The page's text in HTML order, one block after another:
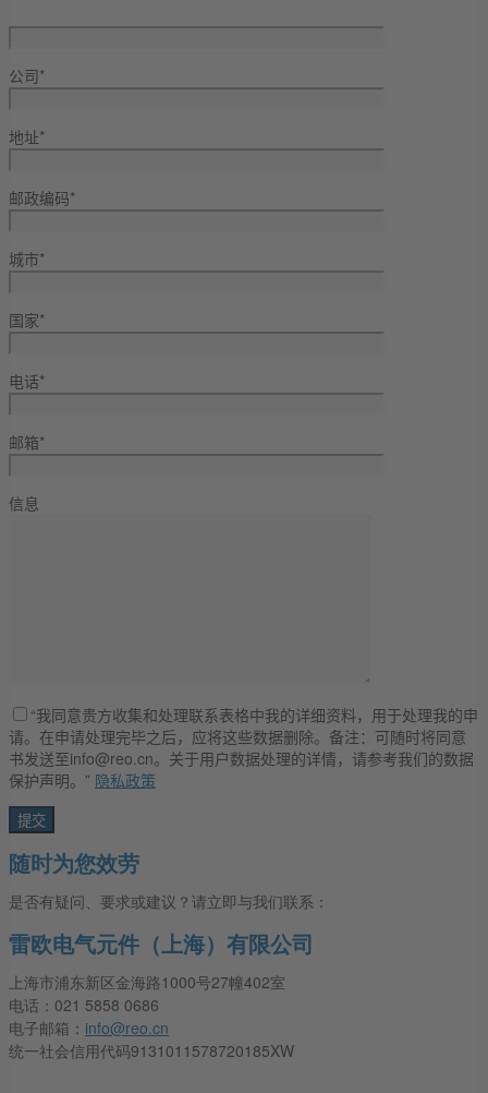
公司*
地址*
邮政编码*
城市*
国家*
电话*
邮箱*
信息
“我同意贵方收集和处理联系表格中我的详细资料，用于处理我的申
请。在申请处理完毕之后，应将这些数据删除。备注：可随时将同意
书发送至info@reo.cn。关于用户数据处理的详情，请参考我们的数据
保护声明。” 隐私政策
随时为您效劳
是否有疑问、要求或建议？请立即与我们联系：
雷欧电气元件（上海）有限公司
上海市浦东新区金海路1000号27幢402室
电话：021 5858 0686
电子邮箱： info@reo.cn
统一社会信用代码9131011578720185XW